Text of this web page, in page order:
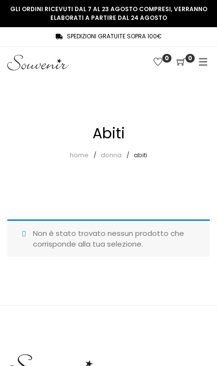
SHOP
Souvenir Privée
Giubbotti
Tute
COLLEZIONE
THREE WOMEN, ONE MEMORY
GLI ORDINI RICEVUTI DAL 7 AL 23 AGOSTO COMPRESI, VERRANNO
ELABORATI A PARTIRE DAL 24 AGOSTO
SPEDIZIONI GRATUITE SOPRA 100€
0 0
Abiti
home donna abiti
Non è stato trovato nessun prodotto che
corrisponde alla tua selezione.